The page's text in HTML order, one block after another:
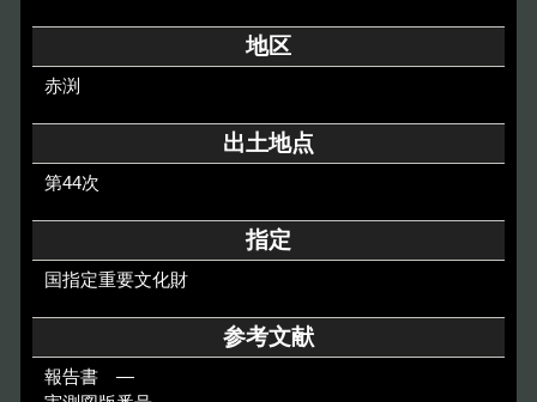
地区
赤渕
出土地点
第44次
指定
国指定重要文化財
参考文献
報告書 ―